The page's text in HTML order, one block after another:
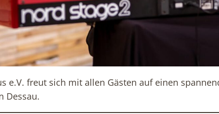
e.V. freut sich mit allen Gästen auf einen
Dessau.